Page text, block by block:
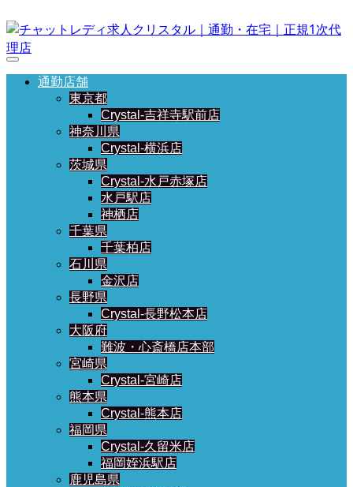
通勤店舗
東京都
Crystal-吉祥寺駅前店
神奈川県
Crystal-横浜店
茨城県
Crystal-水戸赤塚店
水戸駅店
神栖店
千葉県
千葉柏店
石川県
金沢店
長野県
Crystal-長野松本店
大阪府
難波・心斎橋店本部
宮崎県
Crystal-宮崎店
熊本県
Crystal-熊本店
福岡県
Crystal-久留米店
福岡姪浜駅店
鹿児島県